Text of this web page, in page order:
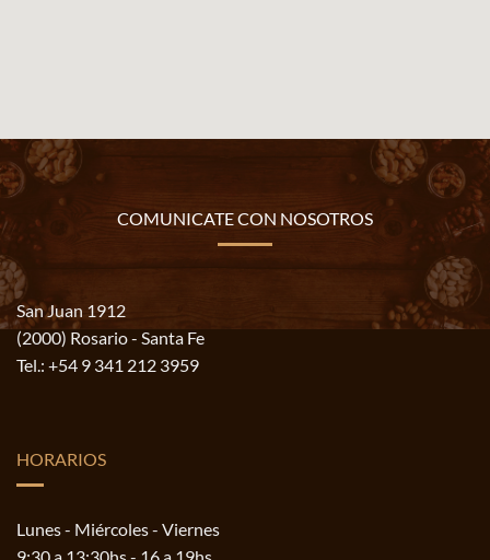
COMUNICATE CON NOSOTROS
San Juan 1912
(2000) Rosario - Santa Fe
Tel.: +54 9 341 212 3959
HORARIOS
Lunes - Miércoles - Viernes
9:30 a 13:30hs - 16 a 19hs.